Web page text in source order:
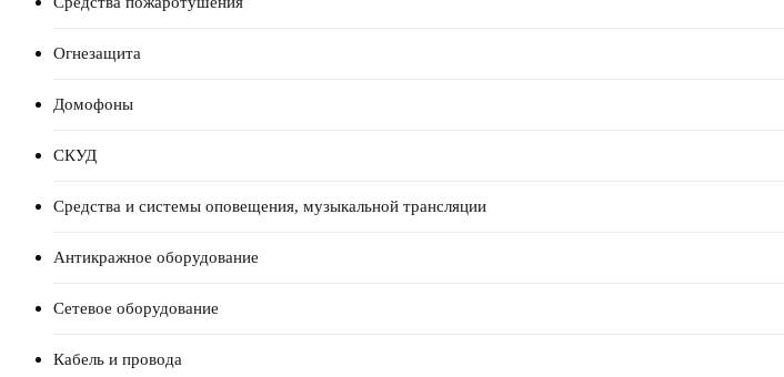
Огнезащита
Домофоны
СКУД
Средства и системы оповещения, музыкальной трансляции
Антикражное оборудование
Сетевое оборудование
Кабель и провода